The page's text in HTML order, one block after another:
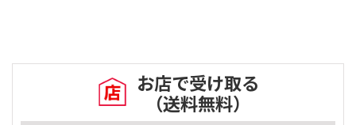
お店で受け取る
（送料無料）